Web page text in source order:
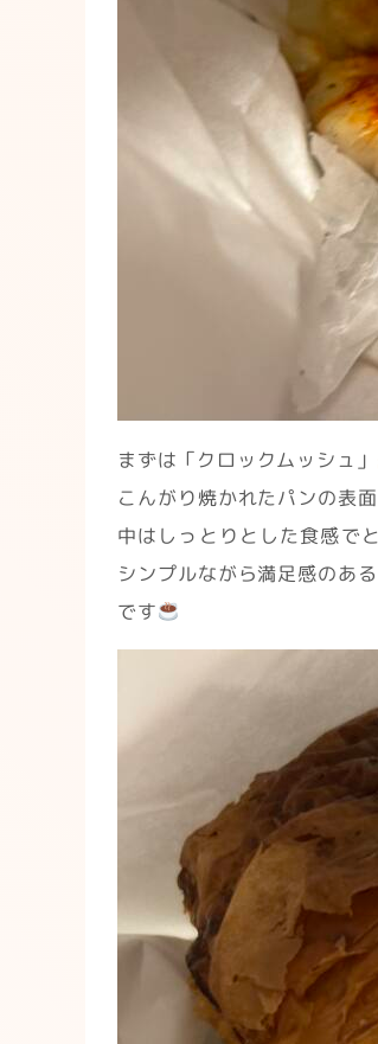
まずは「クロックムッシュ」
こんがり焼かれたパンの表
中はしっとりとした食感で
シンプルながら満足感のあ
です